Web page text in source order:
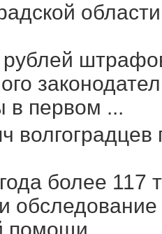
в первом ...
более 117